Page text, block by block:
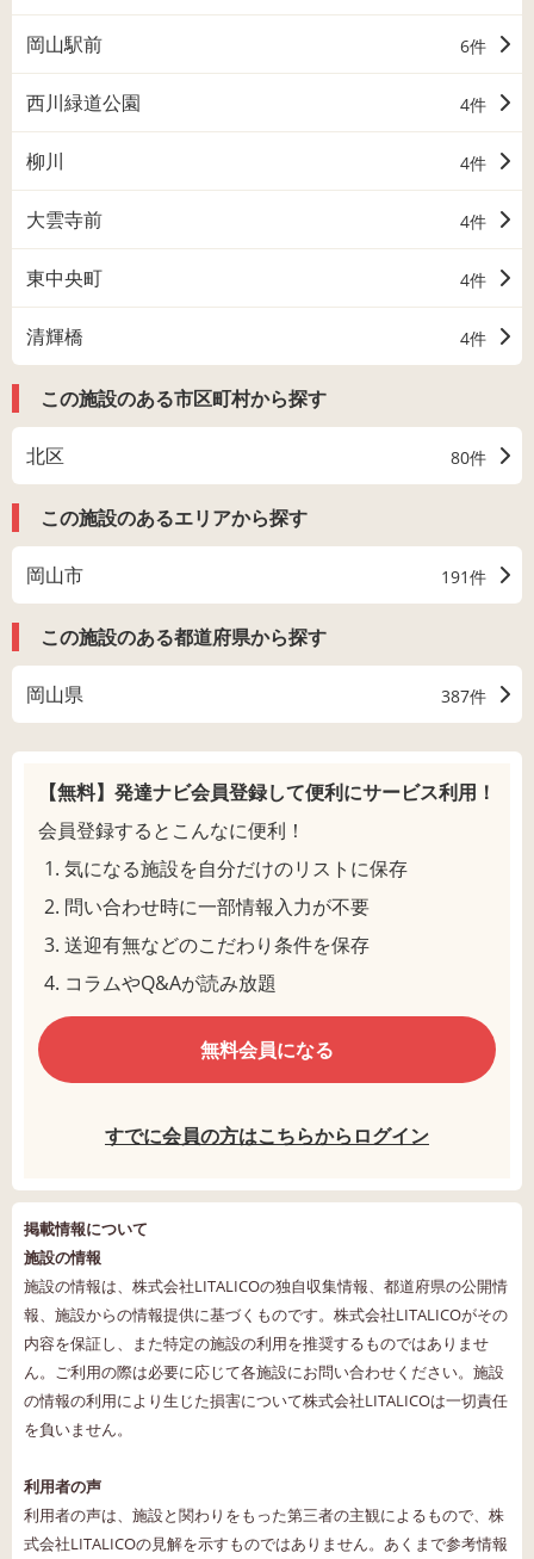
岡山駅前 6件
西川緑道公園 4件
柳川 4件
大雲寺前 4件
東中央町 4件
清輝橋 4件
この施設のある市区町村から探す
北区 80件
この施設のあるエリアから探す
岡山市 191件
この施設のある都道府県から探す
岡山県 387件
【無料】発達ナビ会員登録して便利にサービス利用！
会員登録するとこんなに便利！
気になる施設を自分だけのリストに保存
問い合わせ時に一部情報入力が不要
送迎有無などのこだわり条件を保存
コラムやQ&Aが読み放題
無料会員になる
すでに会員の方はこちらからログイン
掲載情報について
施設の情報
施設の情報は、株式会社LITALICOの独自収集情報、都道府県の公開情
報、施設からの情報提供に基づくものです。株式会社LITALICOがその
内容を保証し、また特定の施設の利用を推奨するものではありませ
ん。ご利用の際は必要に応じて各施設にお問い合わせください。施設
の情報の利用により生じた損害について株式会社LITALICOは一切責任
を負いません。
利用者の声
利用者の声は、施設と関わりをもった第三者の主観によるもので、株
式会社LITALICOの見解を示すものではありません。あくまで参考情報